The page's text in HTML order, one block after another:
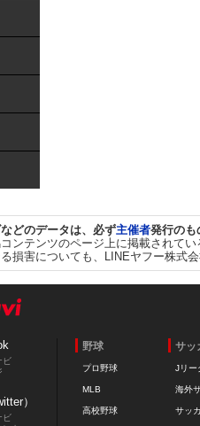
どのデータは、必ず主催者発行のも
ンテンツのページ上に掲載されて
損害についても、LINEヤフー株式
ビ
）
ビ
野球
プロ野球
MLB
高校野球
サッ
Jリー
海外
サッ